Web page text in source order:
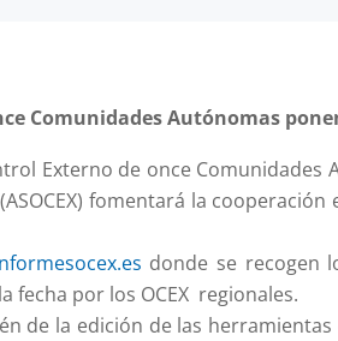
Comunidades Autónomas
Externo de once Comunidades
fomentará la
donde se recogen
fecha por los OCEX regionales.
de la edición de las